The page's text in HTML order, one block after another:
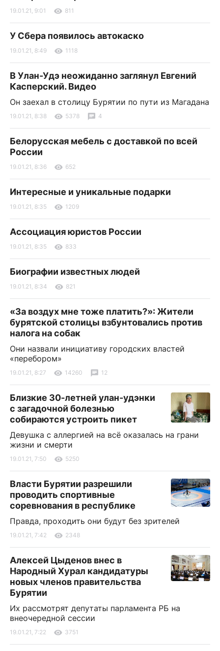
19.01.21, 9:01 811
У Сбера появилось автокаско
19.01.21, 8:49 1118
В Улан-Удэ неожиданно заглянул Евгений
Касперский. Видео
Он заехал в столицу Бурятии по пути из Магадана
19.01.21, 8:38 5378 4
Белорусская мебель с доставкой по всей
России
19.01.21, 8:36 652
Интересные и уникальные подарки
19.01.21, 8:35 1209
Ассоциация юристов России
19.01.21, 8:35 833
Биографии известных людей
19.01.21, 8:34 821
«За воздух мне тоже платить?»: Жители
бурятской столицы взбунтовались против
налога на собак
Они назвали инициативу городских властей
«перебором»
19.01.21, 8:27 14260 12
Близкие 30-летней улан-удэнки
с загадочной болезнью
собираются устроить пикет
Девушка с аллергией на всё оказалась на грани
жизни и смерти
19.01.21, 7:50 5250
Власти Бурятии разрешили
проводить спортивные
соревнования в республике
Правда, проходить они будут без зрителей
19.01.21, 7:42 2348
Алексей Цыденов внес в
Народный Хурал кандидатуры
новых членов правительства
Бурятии
Их рассмотрят депутаты парламента РБ на
внеочередной сессии
19.01.21, 7:22 3751